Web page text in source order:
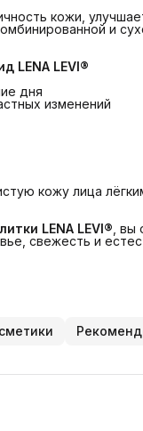
кожи,
и
LENA LEVI®
дня
изменений
кожу лица
LENA LEVI® ,
свежесть и